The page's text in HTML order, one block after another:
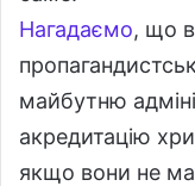
Нагадаємо, що
майбутню
акредитацію
якщо вони не